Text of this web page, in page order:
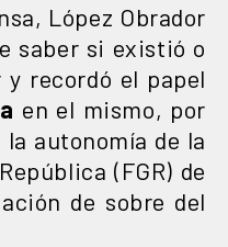
López Obrador
saber si existió o
recordó el papel
en el mismo, por
autonomía de la
(FGR) de
de sobre del